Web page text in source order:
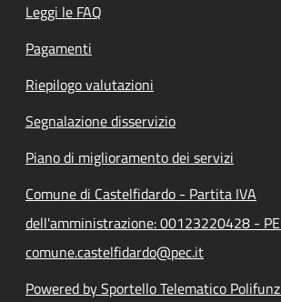
Leggi le FAQ
Pagamenti
Riepilogo valutazioni
Segnalazione disservizio
Piano di miglioramento dei servizi
Comune di Castelfidardo - Partita IVA
dell'amministrazione: 00123220428 -
comune.castelfidardo@pec.it
Powered by Sportello Telematico